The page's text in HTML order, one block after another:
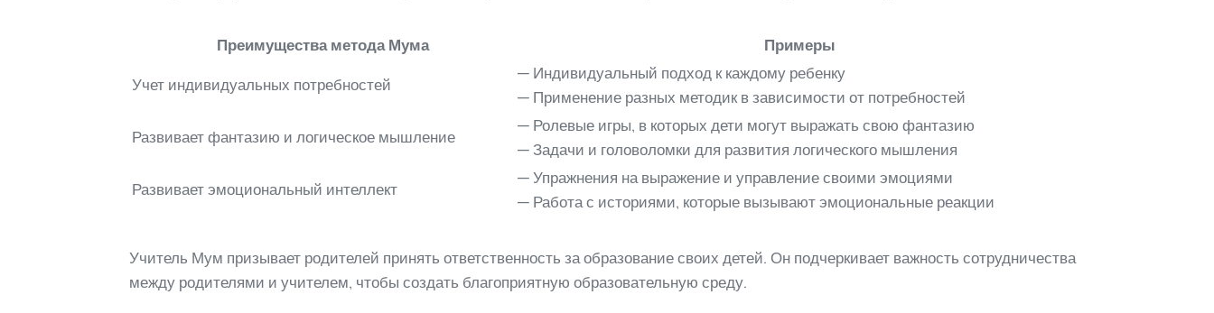
Преимущества метода Мума Примеры
Учет индивидуальных потребностей
— Индивидуальный подход к каждому ребенку
— Применение разных методик в зависимости от потребностей
Развивает фантазию и логическое мышление
— Ролевые игры, в которых дети могут выражать свою фантазию
— Задачи и головоломки для развития логического мышления
Развивает эмоциональный интеллект
— Упражнения на выражение и управление своими эмоциями
— Работа с историями, которые вызывают эмоциональные реакции
Учитель Мум призывает родителей принять ответственность за образование своих детей. Он подчеркивает важность сотрудничества
между родителями и учителем, чтобы создать благоприятную образовательную среду.